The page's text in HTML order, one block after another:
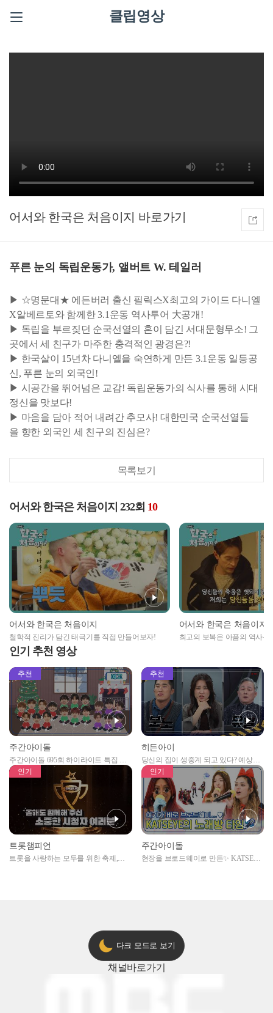
클립영상
어서와 한국은 처음이지
푸른 눈의 독립운동가, 앨버트 W. 테일러
▶ ☆명문대★ 에든버러 출신 필릭스X최고의 가이드 다니엘
X알베르토와 함께한 3.1운동 역사투어 大공개!
▶ 독립을 부르짖던 순국선열의 혼이 담긴 서대문형무소! 그
곳에서 세 친구가 마주한 충격적인 광경은?!
▶ 한국살이 15년차 다니엘을 숙연하게 만든 3.1운동 일등공
신, 푸른 눈의 외국인!
▶ 시공간을 뛰어넘은 교감! 독립운동가의 식사를 통해 시대
정신을 맛보다!
▶ 마음을 담아 적어 내려간 추모사! 대한민국 순국선열들
을 향한 외국인 세 친구의 진심은?
목록보기
어서와 한국은 처음이지 232회 10
어서와 한국은 처음이지
철학적 진리가 담긴 태극기를 직접 만들어보자!
어서와 한국은 처음이지
최고의 보복은 아픔의 역사를
인기 추천 영상
추천
주간아이돌
주간아이돌 695회 하이라이트 특집 남
자아이돌편 예고
추천
히든아이
당신의 집이 생중계 되고 있다? 예상치
못한 곳에서 일어나는 불법촬영 범죄!
인기
트롯챔피언
트롯을 사랑하는 모두를 위한 축제,
인기
주간아이돌
현장을 브로드웨이로 만든✨ KATSEYE
다크 모드로 보기
채널바로가기